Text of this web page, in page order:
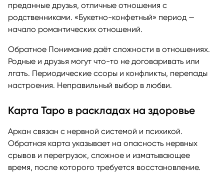
преданные друзья, отличные отношения с
родственниками. «Букетно-конфетный» период —
начало романтических отношений.
Обратное Понимание даёт сложности в отношениях.
Родные и друзья могут что-то не договаривать или
лгать. Периодические ссоры и конфликты, перепады
настроения. Неправильный выбор в любви.
Карта Таро в раскладах на здоровье
Аркан связан с нервной системой и психикой.
Обратная карта указывает на опасность нервных
срывов и перегрузок, сложное и изматывающее
время, после которого требуется восстановление.